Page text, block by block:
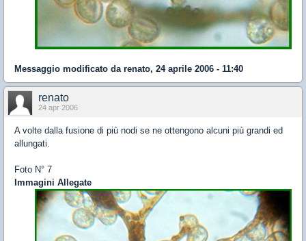
Messaggio modificato da renato, 24 aprile 2006 - 11:40
renato
24 apr 2006
A volte dalla fusione di più nodi se ne ottengono alcuni più grandi ed
allungati.
Foto N° 7
Immagini Allegate